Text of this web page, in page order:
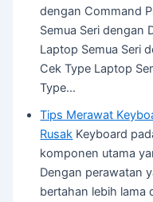
dengan Command
Semua Seri dengan
Laptop Semua Seri
Cek Type Laptop
Type…
Tips Merawat
Rusak Keyboard
komponen utama
Dengan perawatan
bertahan lebih lama